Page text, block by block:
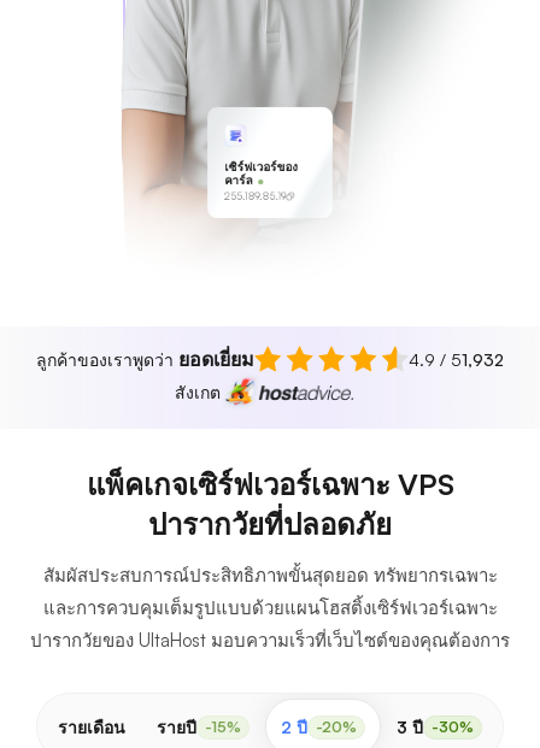
เซิร์ฟเวอร์ของ
คาร์ล
255.189.85.19
ลูกค้าของเราพูดว่า ยอดเยี่ยม 4.9 / 51,932
สังเกต
แพ็คเกจเซิร์ฟเวอร์เฉพาะ VPS
ปารากวัยที่ปลอดภัย
สัมผัสประสบการณ์ประสิทธิภาพขั้นสุดยอด ทรัพยากรเฉพาะ
และการควบคุมเต็มรูปแบบด้วยแผนโฮสติ้งเซิร์ฟเวอร์เฉพาะ
ปารากวัยของ UltaHost มอบความเร็วที่เว็บไซต์ของคุณต้องการ
รายเดือน รายปี -15% 2 ปี -20% 3 ปี -30%